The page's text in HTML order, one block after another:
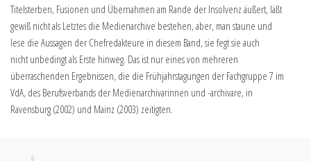
Titelsterben, Fusionen und Übernahmen am Rande der Insolvenz äußert, läßt
gewiß nicht als Letztes die Medienarchive bestehen, aber, man staune und
lese die Aussagen der Chefredakteure in diesem Band, sie fegt sie auch
nicht unbedingt als Erste hinweg. Das ist nur eines von mehreren
überraschenden Ergebnissen, die die Frühjahrstagungen der Fachgruppe 7 im
VdA, des Berufsverbands der Medienarchivarinnen und -archivare, in
Ravensburg (2002) und Mainz (2003) zeitigten.